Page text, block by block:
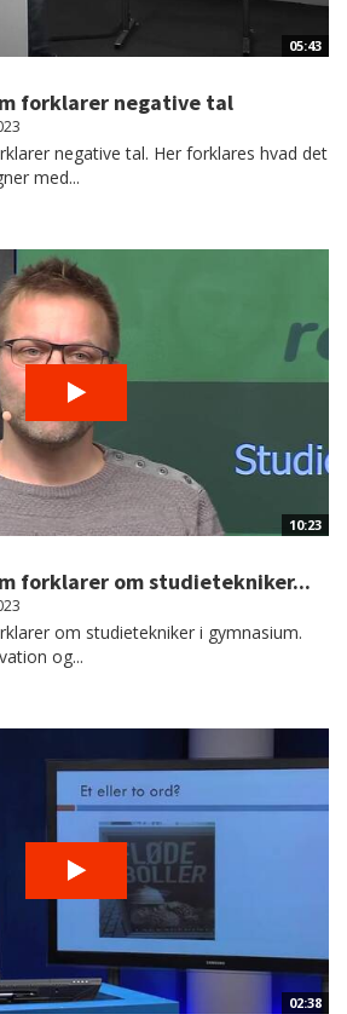
05:43
forklarer negative tal
negative tal. Her forklares hvad det
med...
10:23
forklarer om studietekniker...
om studietekniker i gymnasium.
og...
02:38